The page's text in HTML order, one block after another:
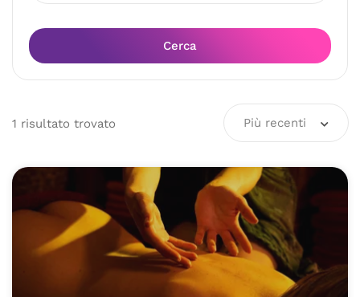
Cerca
1 risultato trovato Più recenti